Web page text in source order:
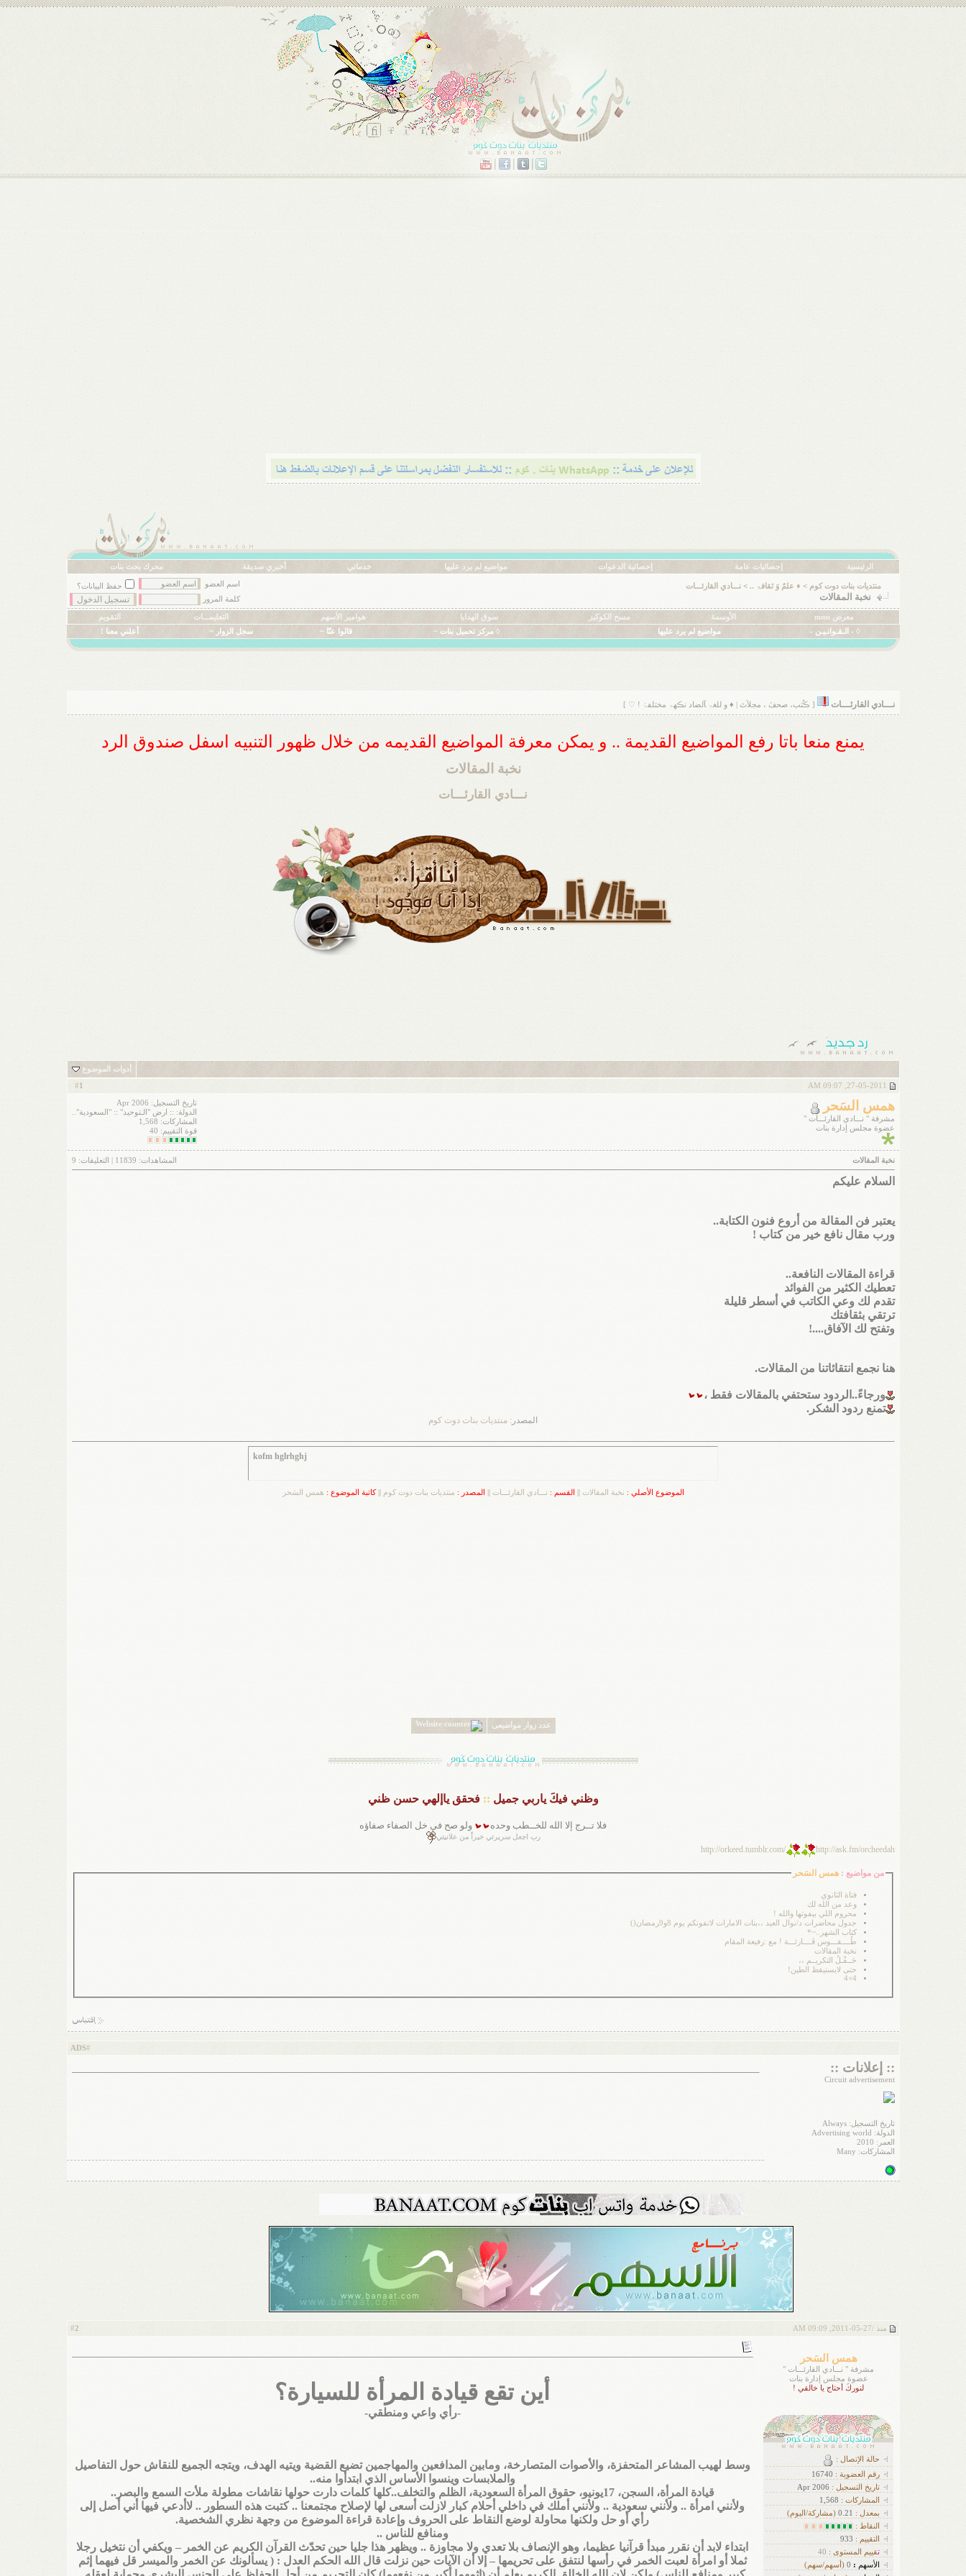
الرئيسية إحصائيات عامة إحصائية الدعوات مواضيع لم يرد عليها خدماتي أخبري صديقة محرك بحث بنات
منتديات بنات دوت كوم > ♦ علمٌ وَ ثقافۃ .. >نـــادي القارئـــات
نخبة المقالات
اسم العضو
حفظ البيانات؟
كلمة المرور
معرض mms الأوسمة مسح الكوكيز سوق الهدايا هوامير الأسهم التعليمـــات
التقويم
◊ - الـقـوانـيـن -
مواضيع لم يرد عليها ◊ مركز تحميل بنات ~ قالوا عنّا ~ سجل الزوار ~ أعلني معنا !
نـــادي القارئـــات [ ڪُتب، صحفَ ، مجلآتَ | ♦ و للغۃ ﺂلضاد نڪهۃ مختلفۃَ ! ♡ ]
يمنع منعا باتا رفع المواضيع القديمة .. و يمكن معرفة المواضيع القديمه من خلال ظهور التنبيه اسفل صندوق الرد
نخبة المقالات
نـــادي القارئـــات
أدوات الموضوع
1
همس السَحر
مشرفة " نـــادي القارئـــات "
عضوة مجلس إدارة بنات
تاريخ التسجيل: Apr 2006
الدولة: :: ارض "الـتوحيد" :: "السعودية"..
المشاركات: 1,568
قوة التقييم: 40
المشاهدات: 11839 | التعليقات: 9 نخبة المقالات
السلام عليكم
يعتبر فن المقالة من أروع فنون الكتابة..
ورب مقال نافع خير من كتاب !
قراءة المقالات النافعة..
تعطيك الكثير من الفوائد
تقدم لك وعي الكاتب في أسطر قليلة
ترتقي بثقافتك
وتفتح لك الآفاق....!
هنا نجمع انتقائاتنا من المقالات.
ورجاءً..الردود ستحتفي بالمقالات فقط ،
تمنع ردود الشكر.
المصدر: منتديات بنات دوت كوم
kofm hglrhghj
الموضوع الأصلي : نخبة المقالات القسم : نـــادي القارئـــات المصدر : منتديات بنات دوت كوم ||كاتبة الموضوع : همس السَحر
عدد زوار مواضيعى
وظني فيكَ ياربي جميل :: فحقق ياإلهي حسن ظني
فلا تــرج إلا الله للخــطب وحده ولو صح في خل الصفاء صفاؤه
رب اجعل سريرتي خيراً من علانيتي
http://orkeed.tumblr.com/ http://ask.fm/orcheedah
من مواضيع :همس السَحر
فتاة الثانوي
وعد من الله لك
محروم اللي بيفوتها والله !
جدول محاضرات د/نوال العيد ،،بنات الامارات لاتفوتكم يوم 8و9رمضان()
كتاب الشهر..~*
طُــــقـــوس قَــــارئـــة ! مع :رفيعة المقام
نخبة المقالات
حَــفْـلُ التكريــم ،،
حتى لايستيقظ الطين!
4×4
#
ADS
:: إعلانات ::
Circuit advertisement
تاريخ التسجيل: Always
الدولة: Advertising world
العمر: 2010
المشاركات: Many
منذ /27-05-2011, 09:09 AM
2
همس السَحر
مشرفة " نـــادي القارئـــات "
عضوة مجلس إدارة بنات
لنوركَ أحتاج يا خالقي !
حالة الإتصال :
رقم العضوية : 16740
تاريخ التسجيل : Apr 2006
المشاركات : 1,568
بمعدل : 0.21 (مشاركة/اليوم)
النقاط :
التقييم : 933
تقييم المستوى : 40
الأسهم :
0 (أسهم/سهم)
أين تقع قيادة المرأة للسيارة؟
-رأي واعي ومنطقي-
وسط لهيب المشاعر المتحفزة، والأصوات المتصارخة، ومابين المدافعين والمهاجمين تضيع القضية ويتيه الهدف، ويتجه الجميع للنقاش حول التفاصيل
والملابسات وينسوا الأساس الذي ابتدأوا منه..
قيادة المرأة، السجن، 17يونيو، حقوق المرأة السعودية، الظلم والتخلف..كلها كلمات دارت حولها نقاشات مطولة ملأت السمع والبصر..
ولأنني امرأة .. ولأنني سعودية .. ولأنني أملك في داخلي أحلام كبار لازلت أسعى لها لإصلاح مجتمعنا .. كتبت هذه السطور .. لاأدعي فيها أني أصل إلى
رأي أو حل ولكنها محاولة لوضع النقاط على الحروف وإعادة قراءة الموضوع من وجهة نظري الشخصية.
ومنافع للناس ..
ابتداء لابد أن نقرر مبدأ قرآنيا عظيما، وهو الإنصاف بلا تعدي ولا مجاوزة .. ويظهر هذا جليا حين تحدّث القرآن الكريم عن الخمر – ويكفي أن نتخيل رجلا
ثملا أو امرأة لعبت الخمر في رأسها لنتفق على تحريمها– إلا أن الآيات حين نزلت قال الله الحكم العدل : ( يسألونك عن الخمر والميسر قل فيهما إثم